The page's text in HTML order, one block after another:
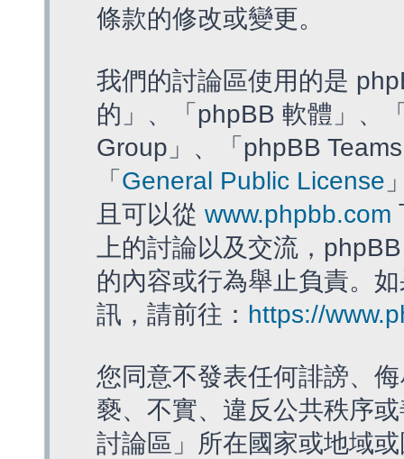
條款的修改或變更。
我們的討論區使用的是
的」、「phpBB 軟體」、
Group」、「phpBB
「 General Public License
且可以從 www.phpbb.com
上的討論以及交流，
的內容或行為舉止負責。
訊，請前往： https://
您同意不發表任何誹謗、
褻、不實、違反公共秩序
討論區」所在國家或地域